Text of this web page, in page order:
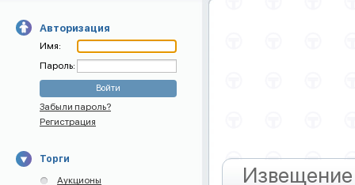
Авторизация
Имя:
Пароль:
Забыли пароль?
Регистрация
Торги
Аукционы